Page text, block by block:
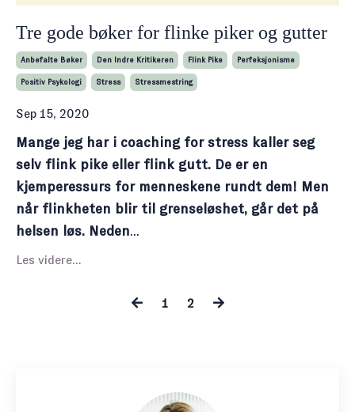
Tre gode bøker for flinke piker og gutter
Anbefalte Bøker Den Indre Kritikeren Flink Pike Perfeksjonisme
Positiv Psykologi Stress Stressmestring
Sep 15, 2020
Mange jeg har i coaching for stress kaller seg
selv flink pike eller flink gutt. De er en
kjemperessurs for menneskene rundt dem! Men
når flinkheten blir til grenseløshet, går det på
helsen løs. Neden...
Les videre...
1 2